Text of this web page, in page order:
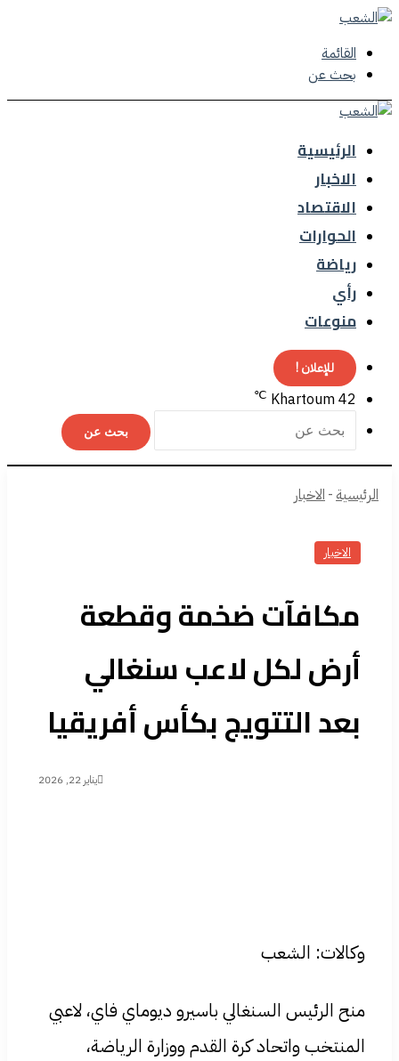
القائمة
بحث عن
الرئيسية
الاخبار
الاقتصاد
الحوارات
رياضة
رأي
منوعات
للإعلان !
Khartoum42
℃
بحث عن
الرئيسية-الاخبار
الاخبار
مكافآت ضخمة وقطعة
أرض لكل لاعب سنغالي
بعد التتويج بكأس أفريقيا
يناير 22, 2026
وكالات: الشعب
منح الرئيس السنغالي باسيرو ديوماي فاي، لاعبي
المنتخب واتحاد كرة القدم ووزارة الرياضة،